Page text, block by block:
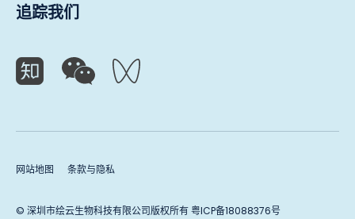
追踪我们
网站地图 条款与隐私
© 深圳市绘云生物科技有限公司版权所有粤ICP备18088376号